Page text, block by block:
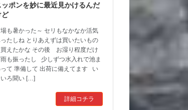
ッポンを妙に最近見かけるんだ
ど
も暑かった～ セリもなかなか活気
たしね とりあえずは買いたいもの
えたかな その後 お湿り程度だけ
雨も振ったし 少しずつ水入れで池ま
って 準備して 出荷に備えてます い
いろ聞い […]
詳細コチラ